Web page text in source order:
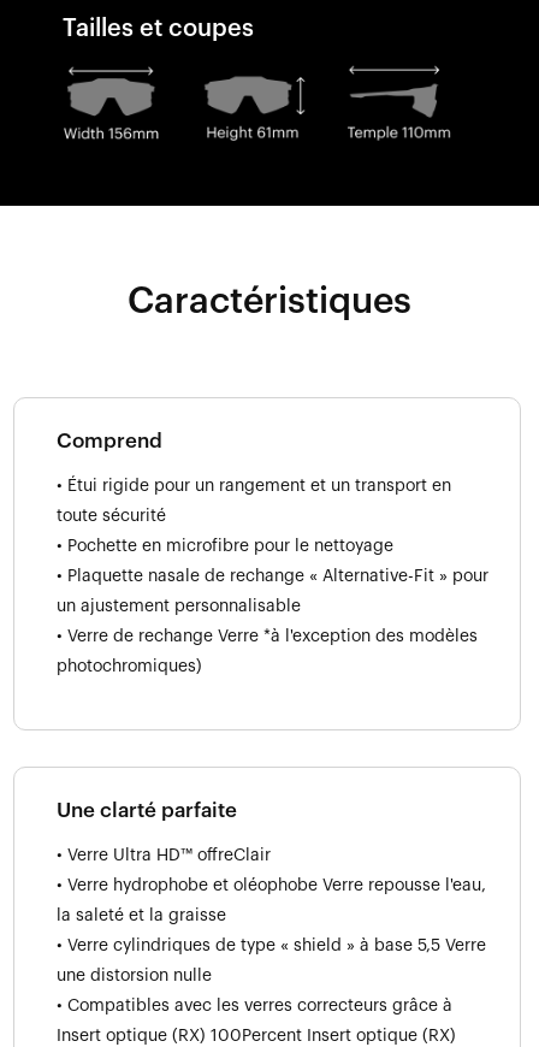
Tailles et coupes
Caractéristiques
Comprend
• Étui rigide pour un rangement et un transport en
toute sécurité
• Pochette en microfibre pour le nettoyage
• Plaquette nasale de rechange « Alternative-Fit » pour
un ajustement personnalisable
• Verre de rechange Verre *à l'exception des modèles
photochromiques)
Une clarté parfaite
• Verre Ultra HD™ offreClair
• Verre hydrophobe et oléophobe Verre repousse l'eau,
la saleté et la graisse
• Verre cylindriques de type « shield » à base 5,5 Verre
une distorsion nulle
• Compatibles avec les verres correcteurs grâce à
Insert optique (RX) 100Percent Insert optique (RX)